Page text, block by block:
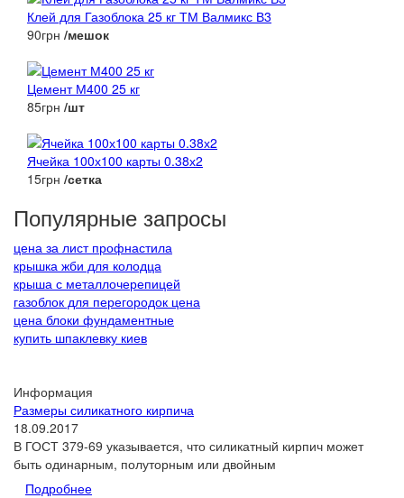
Клей для Газоблока 25 кг ТМ Валмикс В3
90грн /мешок
Цемент М400 25 кг
85грн /шт
Ячейка 100х100 карты 0.38х2
15грн /сетка
Популярные запросы
цена за лист профнастила
крышка жби для колодца
крыша с металлочерепицей
газоблок для перегородок цена
цена блоки фундаментные
купить шпаклевку киев
Информация
Размеры силикатного кирпича
18.09.2017
В ГОСТ 379-69 указывается, что силикатный кирпич может
быть одинарным, полуторным или двойным
Подробнее